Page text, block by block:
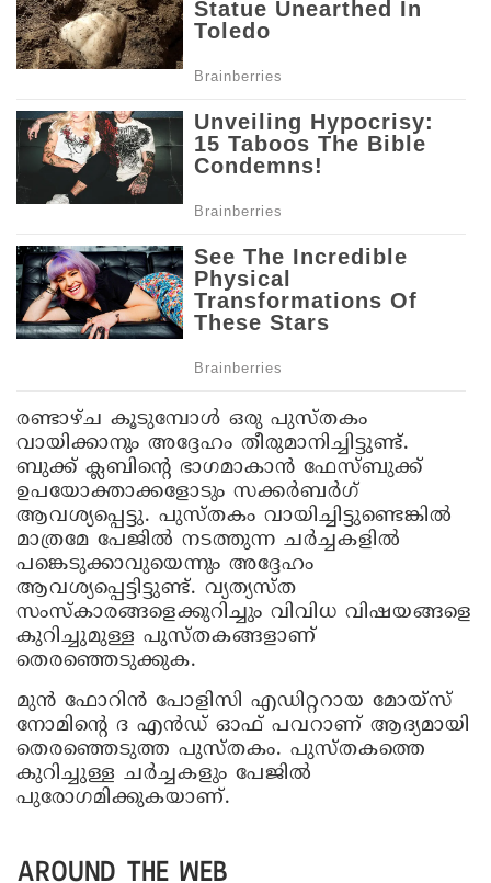
രണ്ടാഴ്ച കൂടുമ്പോൾ ഒരു പുസ്തകം
വായിക്കാനും അദ്ദേഹം തീരുമാനിച്ചിട്ടുണ്ട്.
ബുക്ക് ക്ലബിന്റെ ഭാഗമാകാൻ ഫേസ്ബുക്ക്
ഉപയോക്താക്കളോടും സക്കർബർഗ്
ആവശ്യപ്പെട്ടു. പുസ്തകം വായിച്ചിട്ടുണ്ടെങ്കിൽ
മാത്രമേ പേജിൽ നടത്തുന്ന ചർച്ചകളിൽ
പങ്കെടുക്കാവുയെന്നും അദ്ദേഹം
ആവശ്യപ്പെട്ടിട്ടുണ്ട്. വ്യത്യസ്ത
സംസ്‌കാരങ്ങളെക്കുറിച്ചും വിവിധ വിഷയങ്ങളെ
കുറിച്ചുമുള്ള പുസ്തകങ്ങളാണ്
തെരഞ്ഞെടുക്കുക.
മുൻ ഫോറിൻ പോളിസി എഡിറ്ററായ മോയ്‌സ്
നോമിന്റെ ദ എൻഡ് ഓഫ് പവറാണ് ആദ്യമായി
തെരഞ്ഞെടുത്ത പുസ്തകം. പുസ്തകത്തെ
കുറിച്ചുള്ള ചർച്ചകളും പേജിൽ
പുരോഗമിക്കുകയാണ്.